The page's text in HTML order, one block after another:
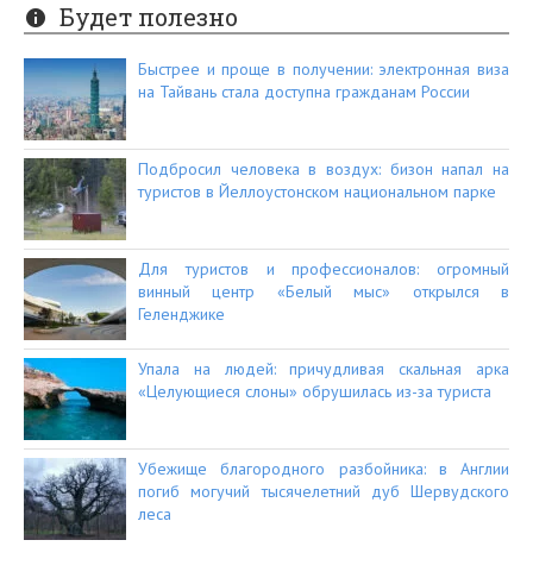
Будет полезно
Быстрее и проще в получении: электронная виза
на Тайвань стала доступна гражданам России
Подбросил человека в воздух: бизон напал на
туристов в Йеллоустонском национальном парке
Для туристов и профессионалов: огромный
винный центр «Белый мыс» открылся в
Геленджике
Упала на людей: причудливая скальная арка
«Целующиеся слоны» обрушилась из-за туриста
Убежище благородного разбойника: в Англии
погиб могучий тысячелетний дуб Шервудского
леса